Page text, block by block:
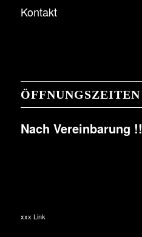
Kontakt
ÖFFNUNGSZEITEN
Nach Vereinbarung !!
xxx Link